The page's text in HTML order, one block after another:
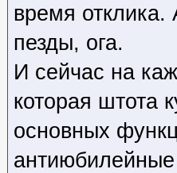
время
пезды, ога.
И сейчас на
которая штота
основных